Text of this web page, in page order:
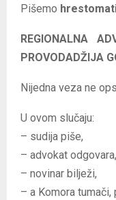
Pišemo
REGIONALNA
PROVODADŽIJA
Nijedna veza ne
U ovom slučaju:
– sudija piše,
– advokat odgovara,
– novinar bilježi,
– a Komora tumači,